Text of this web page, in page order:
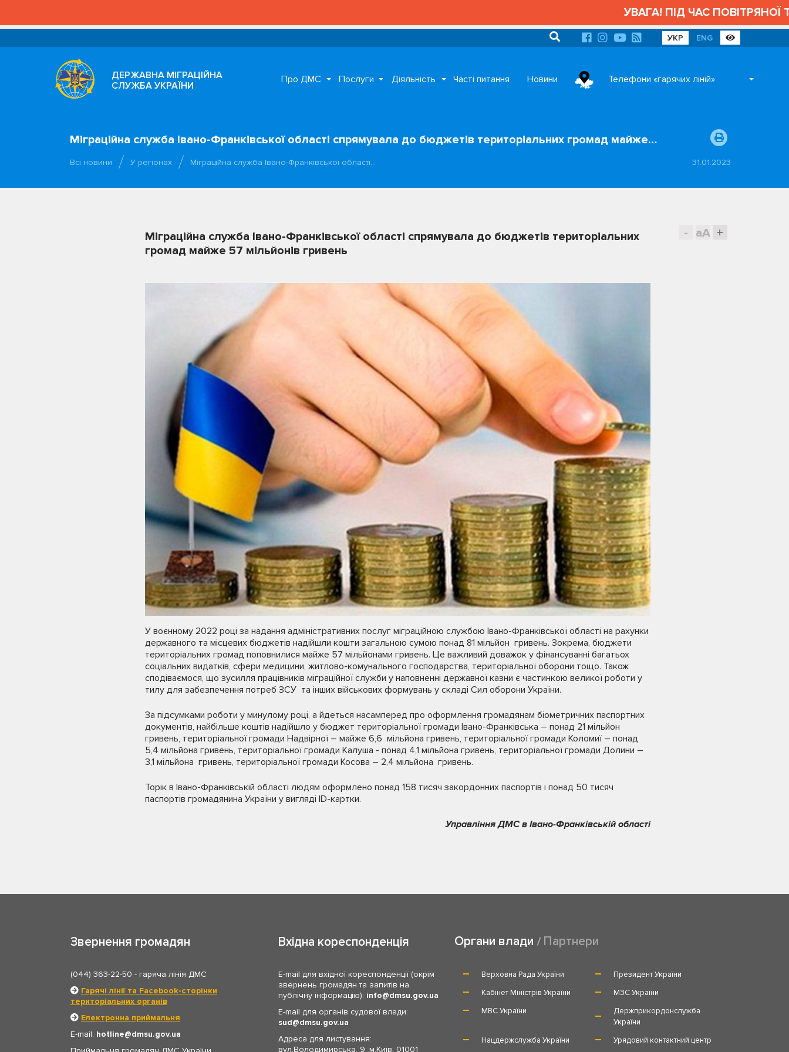
УВАГА! ПІД ЧАС ПОВІТРЯНОЇ
УКР ENG
ДЕРЖАВНА МІГРАЦІЙНА
СЛУЖБА УКРАЇНИ
Про ДМС Послуги Діяльність Часті питання Новини Телефони «гарячих ліній»
Міграційна служба Івано-Франківської області спрямувала до бюджетів територіальних громад майже…
Всі новини У регіонах Міграційна служба Івано-Франківської області… 31.01.2023
- aA +
Міграційна служба Івано-Франківської області спрямувала до бюджетів територіальних
громад майже 57 мільйонів гривень
У воєнному 2022 році за надання адміністративних послуг міграційною службою Івано-Франківської області на рахунки
державного та місцевих бюджетів надійшли кошти загальною сумою понад 81 мільйон гривень. Зокрема, бюджети
територіальних громад поповнилися майже 57 мільйонами гривень. Це важливий доважок у фінансуванні багатьох
соціальних видатків, сфери медицини, житлово-комунального господарства, територіальної оборони тощо. Також
сподіваємося, що зусилля працівників міграційної служби у наповненні державної казни є частинкою великої роботи у
тилу для забезпечення потреб ЗСУ та інших військових формувань у складі Сил оборони України.
За підсумками роботи у минулому році, а йдеться насамперед про оформлення громадянам біометричних паспортних
документів, найбільше коштів надійшло у бюджет територіальної громади Івано-Франківська – понад 21 мільйон
гривень, територіальної громади Надвірної – майже 6,6 мільйона гривень, територіальної громади Коломиї – понад
5,4 мільйона гривень, територіальної громади Калуша - понад 4,1 мільйона гривень, територіальної громади Долини –
3,1 мільйона гривень, територіальної громади Косова – 2,4 мільйона гривень.
Торік в Івано-Франківській області людям оформлено понад 158 тисяч закордонних паспортів і понад 50 тисяч
паспортів громадянина України у вигляді ID-картки.
Управління ДМС в Івано-Франківській області
Звернення громадян
(044) 363-22-50 - гаряча лінія ДМС
Гарячі лінії та Facebook-сторінки
територіальних органів
Електронна приймальня
E-mail: hotline
dmsu.gov.ua
Вхідна кореспонденція
E-mail для вхідної кореспонденції (окрім
звернень громадян та запитів на
публічну інформацію): info
dmsu.gov.ua
E-mail для органів судової влади:
sud
dmsu.gov.ua
Адреса для листування:
вул.Володимирська, 9, м.Київ, 01001
Органи влади Партнери
Верховна Рада України
Президент України
Кабінет Міністрів України
МЗС України
МВС України
Держприкордонслужба
України
Нацдержслужба України
Урядовий контактний центр